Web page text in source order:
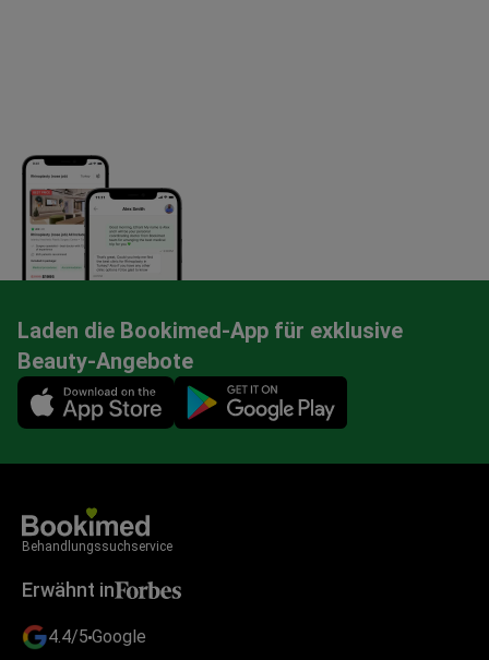
Laden die Bookimed-App für exklusive
Beauty-Angebote
Mobile app illustration
Behandlungssuchservice
Erwähnt in
4.4/5 Google